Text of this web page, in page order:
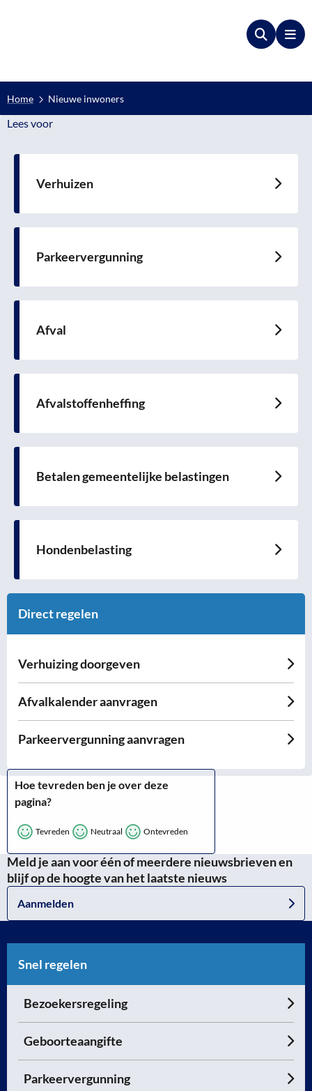
Zoeken
Home Nieuwe inwoners
Lees voorLees voor
Verhuizen
Lees
over
Parkeervergunning
Lees
over
Afval
Lees
over
Afvalstoffenheffing
Lees
over
Betalen gemeentelijke belastingen
Lees
over
Hondenbelasting
Lees
over
Direct regelen
Verhuizing doorgeven
Afvalkalender aanvragen
Parkeervergunning aanvragen
Hoe tevreden ben je over deze
pagina?
Tevreden Neutraal Ontevreden
Meld je aan voor één of meerdere nieuwsbrieven en
blijf op de hoogte van het laatste nieuws
Aanmelden
Snel regelen
Bezoekersregeling
Geboorteaangifte
Parkeervergunning